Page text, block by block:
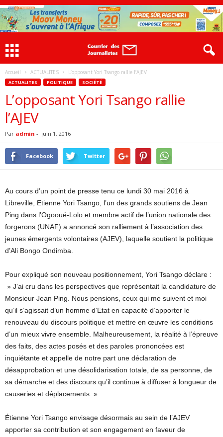
Accueil ACTUALITES L’opposant Yori Tsango rallie l’AJEV
ACTUALITES POLITIQUE SOCIÉTÉ
L’opposant Yori Tsango rallie
l’AJEV
Par admin - juin 1, 2016
Facebook Twitter
Au cours d’un point de presse tenu ce lundi 30 mai 2016 à
Libreville, Etienne Yori Tsango, l’un des grands soutiens de Jean
Ping dans l’Ogooué-Lolo et membre actif de l’union nationale des
forgerons (UNAF) a annoncé son ralliement à l’association des
jeunes émergents volontaires (AJEV), laquelle soutient la politique
d’Ali Bongo Ondimba.
Pour expliqué son nouveau positionnement, Yori Tsango déclare :
» J’ai cru dans les perspectives que représentait la candidature de
Monsieur Jean Ping. Nous pensions, ceux qui me suivent et moi
qu’il s’agissait d’un homme d’Etat en capacité d’apporter le
renouveau du discours politique et mettre en œuvre les conditions
d’un mieux vivre ensemble. Malheureusement, la réalité à l’épreuve
des faits, des actes posés et des paroles prononcées est
inquiétante et appelle de notre part une déclaration de
désapprobation et une désolidarisation totale, de sa personne, de
sa démarche et des discours qu’il continue à diffuser à longueur de
causeries et déplacements. »
Étienne Yori Tsango envisage désormais au sein de l’AJEV
apporter sa contribution et son engagement en faveur de